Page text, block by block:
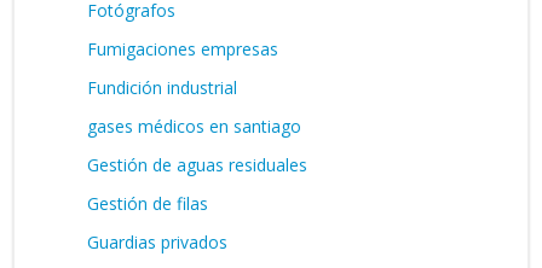
Fotógrafos
Fumigaciones empresas
Fundición industrial
gases médicos en santiago
Gestión de aguas residuales
Gestión de filas
Guardias privados